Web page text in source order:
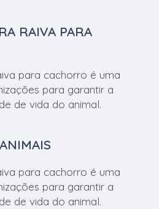
RAIVA PARA
para cachorro é uma
para garantir a
de vida do animal.
para cachorro é uma
para garantir a
de vida do animal.